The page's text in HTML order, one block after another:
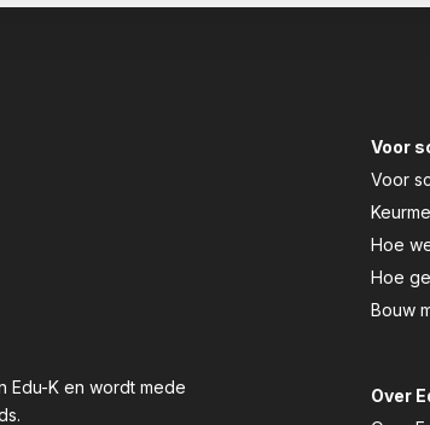
Edu-K en wordt mede
Voor
Voor
Hoe
Hoe
Bouw
Over